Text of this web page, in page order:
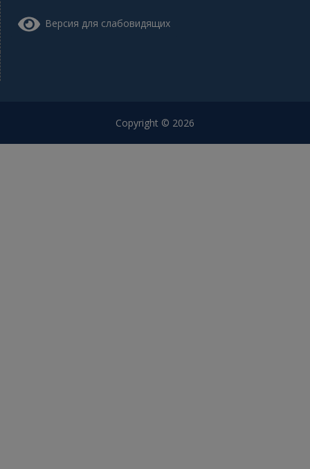
Версия для слабовидящих
Copyright © 2026